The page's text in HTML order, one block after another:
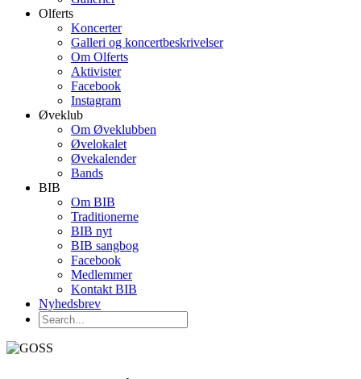
Olferts
Koncerter
Galleri og koncertbeskrivelser
Om Olferts
Aktivister
Facebook
Instagram
Øveklub
Om Øveklubben
Øvelokalet
Øvekalender
Bands
BIB
Om BIB
Traditionerne
BIB nyt
BIB sangbog
Facebook
Medlemmer
Kontakt BIB
Nyhedsbrev